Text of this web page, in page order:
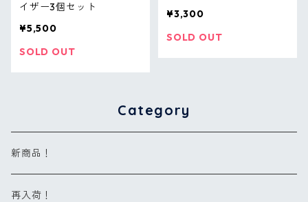
イザー3個セット
¥5,500
SOLD OUT
¥3,300
SOLD OUT
Category
新商品！
再入荷！